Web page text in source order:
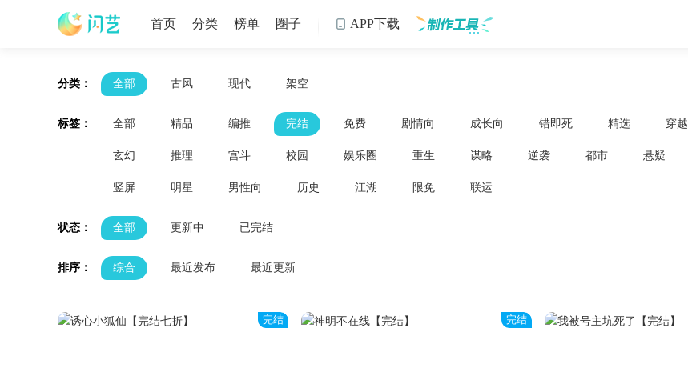
首页 分类 榜单 圈子  APP下载
分类： 全部 古风 现代 架空
标签： 全部 精品 编推 完结 免费 剧情向 成长向 错即死 精选 穿越
玄幻 推理 宫斗 校园 娱乐圈 重生 谋略 逆袭 都市 悬疑
竖屏 明星 男性向 历史 江湖 限免 联运
状态： 全部 更新中 已完结
排序： 综合 最近发布 最近更新
完结 完结